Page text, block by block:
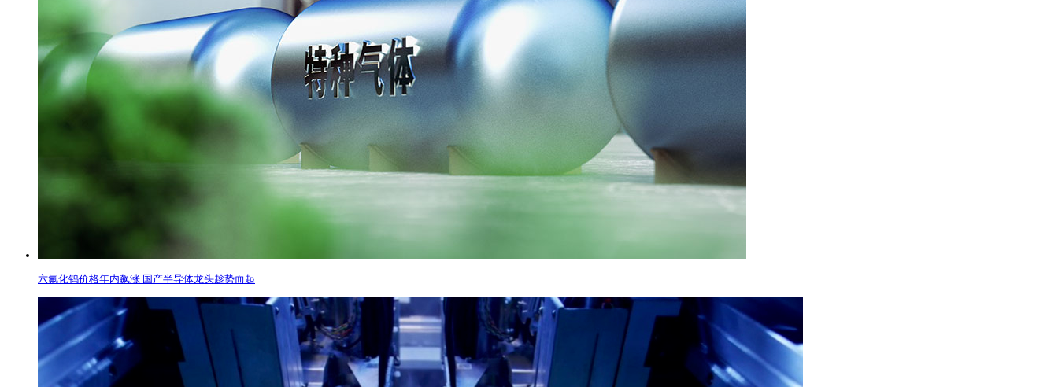
六氟化钨价格年内飙涨 国产半导体龙头趁势而起